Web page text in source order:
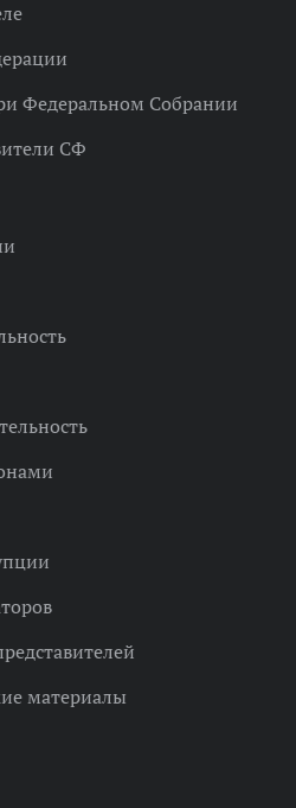
Федеральном Собрании
СФ
материалы